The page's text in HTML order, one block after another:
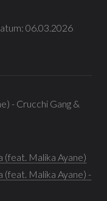
06.03.2026
- Crucchi Gang &
(feat. Malika Ayane)
(feat. Malika Ayane) -